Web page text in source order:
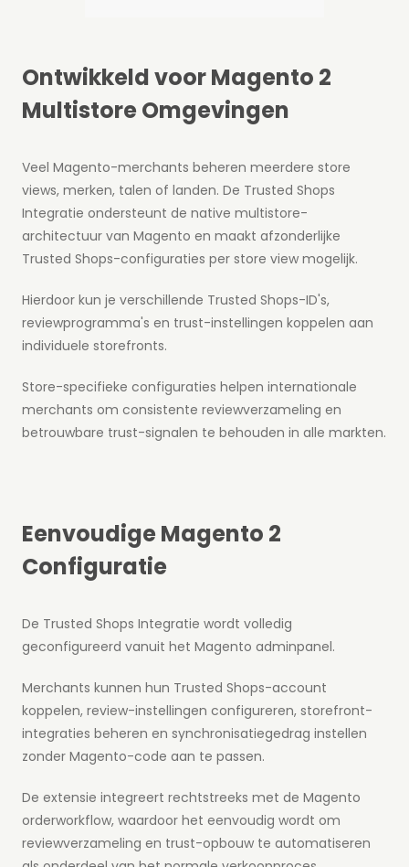
Ontwikkeld voor Magento 2
Multistore Omgevingen
Veel Magento-merchants beheren meerdere store
views, merken, talen of landen. De Trusted Shops
Integratie ondersteunt de native multistore-
architectuur van Magento en maakt afzonderlijke
Trusted Shops-configuraties per store view mogelijk.
Hierdoor kun je verschillende Trusted Shops-ID's,
reviewprogramma's en trust-instellingen koppelen aan
individuele storefronts.
Store-specifieke configuraties helpen internationale
merchants om consistente reviewverzameling en
betrouwbare trust-signalen te behouden in alle markten.
Eenvoudige Magento 2
Configuratie
De Trusted Shops Integratie wordt volledig
geconfigureerd vanuit het Magento adminpanel.
Merchants kunnen hun Trusted Shops-account
koppelen, review-instellingen configureren, storefront-
integraties beheren en synchronisatiegedrag instellen
zonder Magento-code aan te passen.
De extensie integreert rechtstreeks met de Magento
orderworkflow, waardoor het eenvoudig wordt om
reviewverzameling en trust-opbouw te automatiseren